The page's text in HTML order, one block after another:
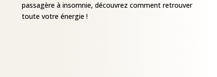
passagère à insomnie, découvrez comment retrouver
toute votre énergie !